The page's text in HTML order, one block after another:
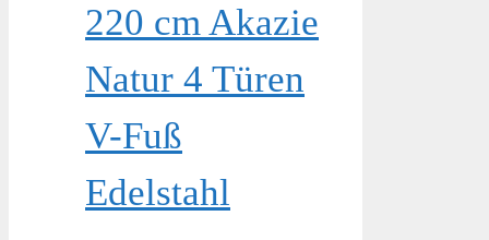
220 cm Akazie
Natur 4 Türen
V-Fuß
Edelstahl